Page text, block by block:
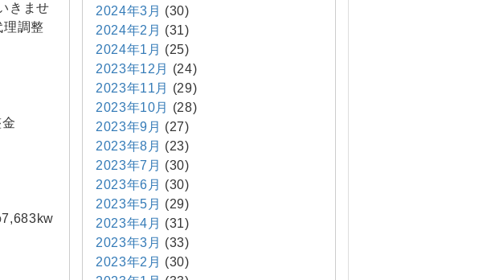
きませ
理調整
金
2024年3月 (30)
2024年2月 (31)
2024年1月 (25)
2023年12月
(24)
2023年11月
(29)
2023年10月
(28)
2023年9月 (27)
2023年8月 (23)
2023年7月 (30)
2023年6月 (30)
2023年5月 (29)
2023年4月 (31)
2023年3月 (33)
2023年2月 (30)